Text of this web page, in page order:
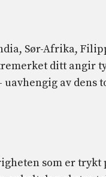
Sør-Afrika,
ditt angir
av dens
som er trykt